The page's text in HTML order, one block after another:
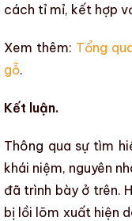
cách tỉ mỉ, kết hợp
Xem thêm: Tổng
gỗ.
Kết luận.
Thông qua sự tìm
khái niệm, nguyên
đã trình bày ở trên.
bị lồi lõm xuất hiện